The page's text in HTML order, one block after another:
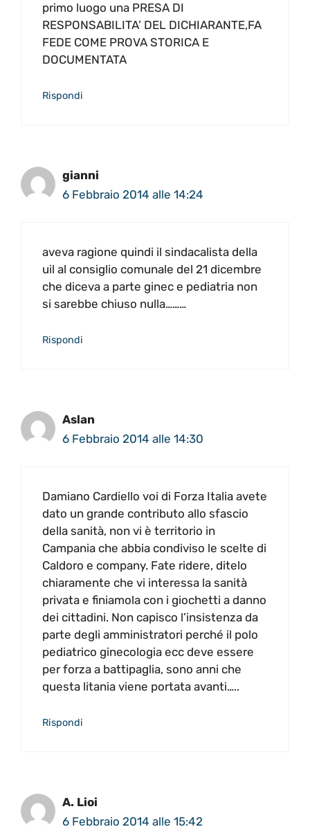
primo luogo una PRESA DI
RESPONSABILITA’ DEL DICHIARANTE,FA
FEDE COME PROVA STORICA E
DOCUMENTATA
Rispondi
gianni
6 Febbraio 2014 alle 14:24
aveva ragione quindi il sindacalista della
uil al consiglio comunale del 21 dicembre
che diceva a parte ginec e pediatria non
si sarebbe chiuso nulla………
Rispondi
Aslan
6 Febbraio 2014 alle 14:30
Damiano Cardiello voi di Forza Italia avete
dato un grande contributo allo sfascio
della sanità, non vi è territorio in
Campania che abbia condiviso le scelte di
Caldoro e company. Fate ridere, ditelo
chiaramente che vi interessa la sanità
privata e finiamola con i giochetti a danno
dei cittadini. Non capisco l’insistenza da
parte degli amministratori perché il polo
pediatrico ginecologia ecc deve essere
per forza a battipaglia, sono anni che
questa litania viene portata avanti…..
Rispondi
A. Lioi
6 Febbraio 2014 alle 15:42